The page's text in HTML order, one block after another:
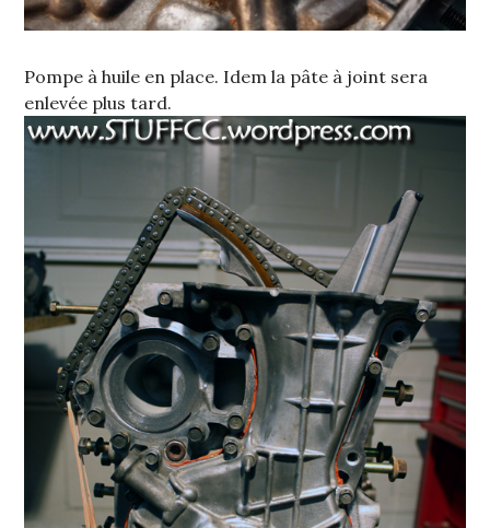
Pompe à huile en place. Idem la pâte à joint sera
enlevée plus tard.